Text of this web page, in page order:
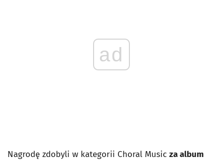
ad
Nagrodę zdobyli w kategorii Choral Music za album